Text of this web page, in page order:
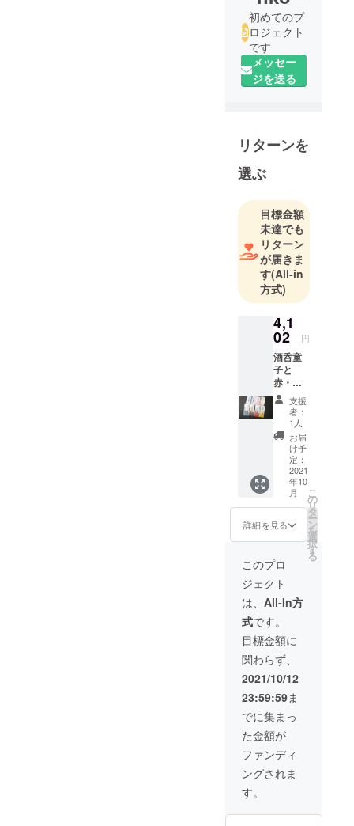
初めてのプ
ロジェクト
です
メッセー
ジを送る
リターンを
選ぶ
目標金額
未達でも
リターン
が届きま
す(All-in
方式)
4,1
02 円
酒呑童
子と
赤・
青・黄
３鬼王
カラー
の水引
お守り
を各鬼
１個の
計４個
セット
でお送
りしま
す。 そ
れぞれ
の鬼が
みなさ
んの鬼
（祈）
願成就
しま
す。 燕
市の良
い鬼
（4,102
円）に
ご支援
お願い
しま
す。 ■
酒呑童
子 黒
ベース
大願成
支援
者：
1人
お届
け予
定：
2021
年10
月
詳細を見る
こ
の
リ
タ
ー
ン
を
選
択
す
る
このプロ
ジェクト
は、 All-In方
式です。
目標金額に
関わらず、
2021/10/12
23:59:59ま
でに集まっ
た金額が
ファンディ
ングされま
す。